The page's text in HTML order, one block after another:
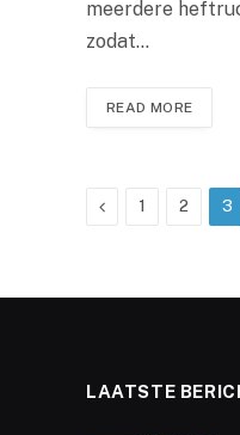
meerdere
zodat…
READ MORE
Previous
1 2 3
LAATSTE